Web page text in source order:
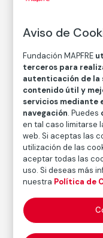
Técnica
Copia en papel
plata
Medidas
Medidas mancha:
Medidas papel:
Inventario
FM000846
Fecha
1934
Copia
Aviso de
Fundación MAPFRE
terceros para
autenticación de la
contenido útil y
servicios mediante
navegación. Puedes
en tal caso limitarse
web. Si aceptas las
utilización de las
aceptar todas las
uso. Si deseas más
nuestra Política de